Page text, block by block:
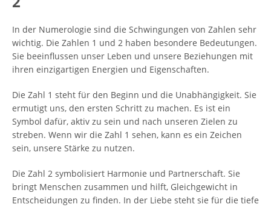
In der Numerologie sind die Schwingungen von Zahlen sehr
wichtig. Die Zahlen 1 und 2 haben besondere Bedeutungen.
Sie beeinflussen unser Leben und unsere Beziehungen mit
ihren einzigartigen Energien und Eigenschaften.
Die Zahl 1 steht für den Beginn und die Unabhängigkeit. Sie
ermutigt uns, den ersten Schritt zu machen. Es ist ein
Symbol dafür, aktiv zu sein und nach unseren Zielen zu
streben. Wenn wir die Zahl 1 sehen, kann es ein Zeichen
sein, unsere Stärke zu nutzen.
Die Zahl 2 symbolisiert Harmonie und Partnerschaft. Sie
bringt Menschen zusammen und hilft, Gleichgewicht in
Entscheidungen zu finden. In der Liebe steht sie für die tiefe